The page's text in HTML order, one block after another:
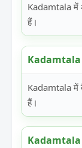
Kadamtala में
हैं।
Kadamtala
Kadamtala में
हैं।
Kadamtala